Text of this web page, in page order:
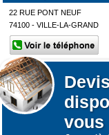
vous
22 RUE PONT NEUF
74100 - VILLE-LA-GRAND
Afficher plus de
Lors de votre visite sur
déposés sur votre
fonctionnement du
Nous ne collectons pas